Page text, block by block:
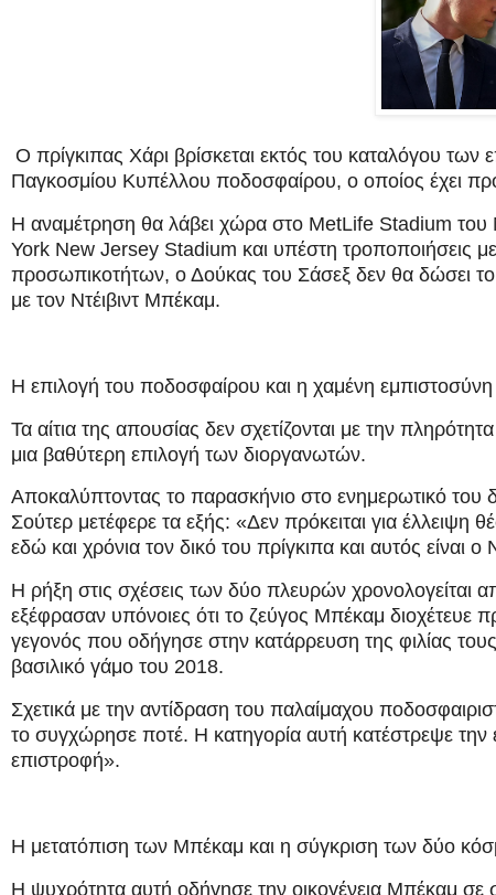
Ο πρίγκιπας Χάρι βρίσκεται εκτός του καταλόγου
Παγκοσμίου Κυπέλλου ποδοσφαίρου, ο οποίος έχει
Η αναμέτρηση θα λάβει χώρα στο MetLife Stadium του
York New Jersey Stadium και υπέστη τροποποιήσεις
προσωπικοτήτων, ο Δούκας του Σάσεξ δεν θα δώσει
με τον Ντέιβιντ Μπέκαμ.
Η επιλογή του ποδοσφαίρου και η χαμένη εμπιστοσύνη
Τα αίτια της απουσίας δεν σχετίζονται με την
μια βαθύτερη επιλογή των διοργανωτών.
Αποκαλύπτοντας το παρασκήνιο στο ενημερωτικό
Σούτερ μετέφερε τα εξής: «Δεν πρόκειται για έλλειψη
εδώ και χρόνια τον δικό του πρίγκιπα και αυτός είναι ο
Η ρήξη στις σχέσεις των δύο πλευρών χρονολογείται
εξέφρασαν υπόνοιες ότι το ζεύγος Μπέκαμ
γεγονός που οδήγησε στην κατάρρευση της φιλίας
βασιλικό γάμο του 2018.
Σχετικά με την αντίδραση του παλαίμαχου
το συγχώρησε ποτέ. Η κατηγορία αυτή κατέστρεψε την
επιστροφή».
Η μετατόπιση των Μπέκαμ και η σύγκριση των δύο
Η ψυχρότητα αυτή οδήγησε την οικογένεια Μπέκαμ σε